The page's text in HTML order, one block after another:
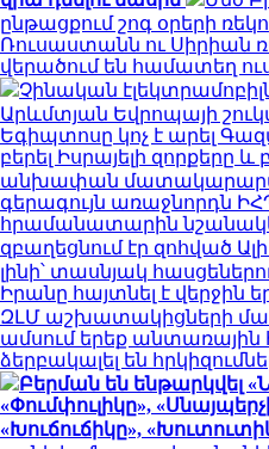
ընթացքում շոգ օրերի
Ռուսաստանն ու Սիրիան
վերածում են համատեղ
Չինական
Արևմտյան Եվրոպայի
Եգիպտոսը կոչ է արել
բերել Իսրայելի զորքերը
անխափան
գերագույն առաջնորդն
հրամանատարին
զբաղեցնում էր զոհված
լինի՝ տասնյակ
Իրանը հայտնել է վերջին
ԶԼՄ աշխատակիցների
ամսում երեք անտառային
ձերբակալել են
Բերման են ենթարկվել
«Փումփուլիկը»,
«Խուճուճիկը»,